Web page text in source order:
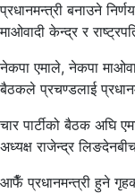
प्रधानमन्त्री बनाउने
माओवादी केन्द्र र
नेकपा एमाले, नेकपा
बैठकले प्रचण्डलाई
चार पार्टीको बैठक अघि
अध्यक्ष राजेन्द्र
आफैँ प्रधानमन्त्री हुने